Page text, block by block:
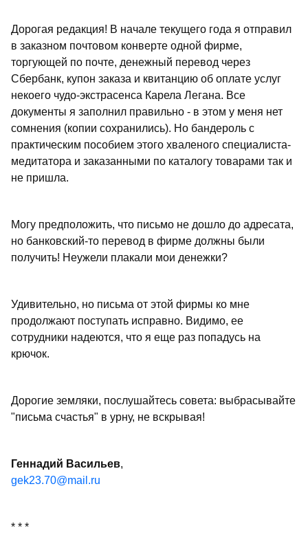
Дорогая редакция! В начале текущего года я отправил
в заказном почтовом конверте одной фирме,
торгующей по почте, денежный перевод через
Сбербанк, купон заказа и квитанцию об оплате услуг
некоего чудо-экстрасенса Карела Легана. Все
документы я заполнил правильно - в этом у меня нет
сомнения (копии сохранились). Но бандероль с
практическим пособием этого хваленого специалиста-
медитатора и заказанными по каталогу товарами так и
не пришла.
Могу предположить, что письмо не дошло до адресата,
но банковский-то перевод в фирме должны были
получить! Неужели плакали мои денежки?
Удивительно, но письма от этой фирмы ко мне
продолжают поступать исправно. Видимо, ее
сотрудники надеются, что я еще раз попадусь на
крючок.
Дорогие земляки, послушайтесь совета: выбрасывайте
"письма счастья" в урну, не вскрывая!
Геннадий Васильев,
gek23.70@mail.ru
* * *